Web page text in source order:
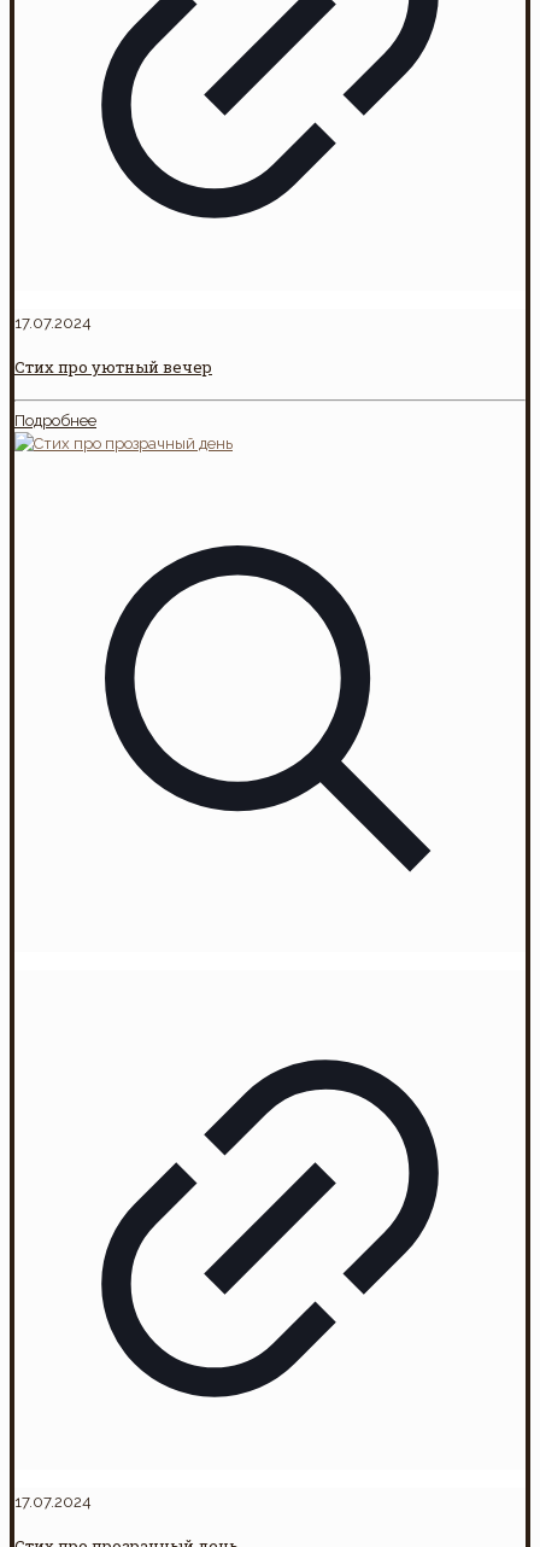
17.07.2024
Стих про уютный вечер
Подробнее
17.07.2024